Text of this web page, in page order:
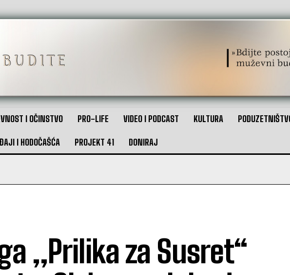
I OČINSTVO PRO-LIFE VIDEO I PODCAST KULTURA
I HODOČAŠĆA PROJEKT 41 DONIRAJ
„Prilika za Susret“